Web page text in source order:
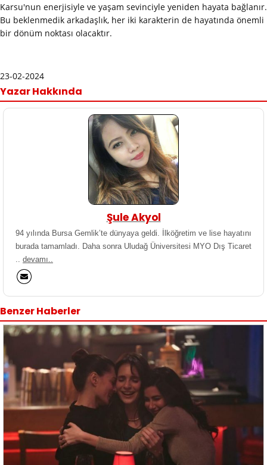
Karsu'nun enerjisiyle ve yaşam sevinciyle yeniden hayata bağlanır.
Bu beklenmedik arkadaşlık, her iki karakterin de hayatında önemli
bir dönüm noktası olacaktır.
23-02-2024
Yazar Hakkında
Şule Akyol
94 yılında Bursa Gemlik’te dünyaya geldi. İlköğretim ve lise hayatını
burada tamamladı. Daha sonra Uludağ Üniversitesi MYO Dış Ticaret
devamı..
Benzer Haberler